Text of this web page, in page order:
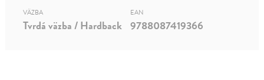
VÄZBA
Tvrdá väzba / Hardback
EAN
9788087419366